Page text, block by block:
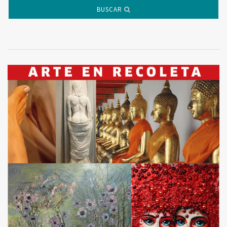
BUSCAR